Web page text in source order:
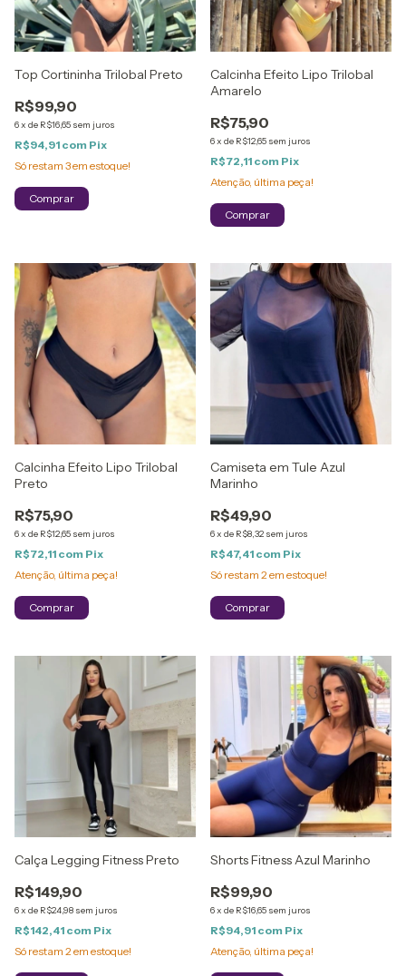
Top Cortininha Trilobal Preto
R$99,90
6x de R$16,65 sem juros
R$94,91 com Pix
Só restam 3em estoque!
Comprar
Calcinha Efeito Lipo Trilobal
Amarelo
R$75,90
6x de R$12,65 sem juros
R$72,11 com Pix
Atenção, última peça!
Comprar
Calcinha Efeito Lipo Trilobal
Preto
R$75,90
6x de R$12,65 sem juros
R$72,11 com Pix
Atenção, última peça!
Comprar
Camiseta em Tule Azul
Marinho
R$49,90
6x de R$8,32 sem juros
R$47,41 com Pix
Só restam 2em estoque!
Comprar
Calça Legging Fitness Preto
R$149,90
6x de R$24,98 sem juros
R$142,41 com Pix
Só restam 2em estoque!
Shorts Fitness Azul Marinho
R$99,90
6x de R$16,65 sem juros
R$94,91 com Pix
Atenção, última peça!